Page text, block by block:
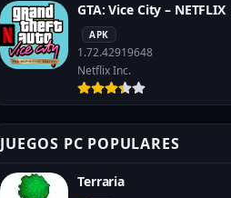
GTA: Vice City – NETFLIX
APK
1.72.42919648
Netflix Inc.
JUEGOS PC POPULARES
Terraria